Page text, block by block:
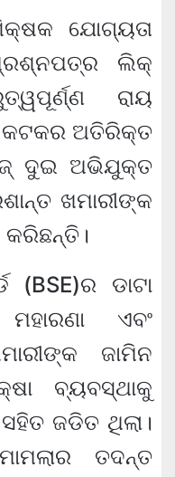
ଯୋଗ୍ୟତା
ଲିକ୍
ରାୟ
କଟକର ଅତିରିକ୍ତ
ଦୁଇ ଅଭିଯୁକ୍ତ
ଖମାରୀଙ୍କ
(BSE)ର ଡାଟା
ଏବଂ
ଜାମିନ
ବ୍ୟବସ୍ଥାକୁ
ଜଡିତ ଥିଲା।
ତଦନ୍ତ